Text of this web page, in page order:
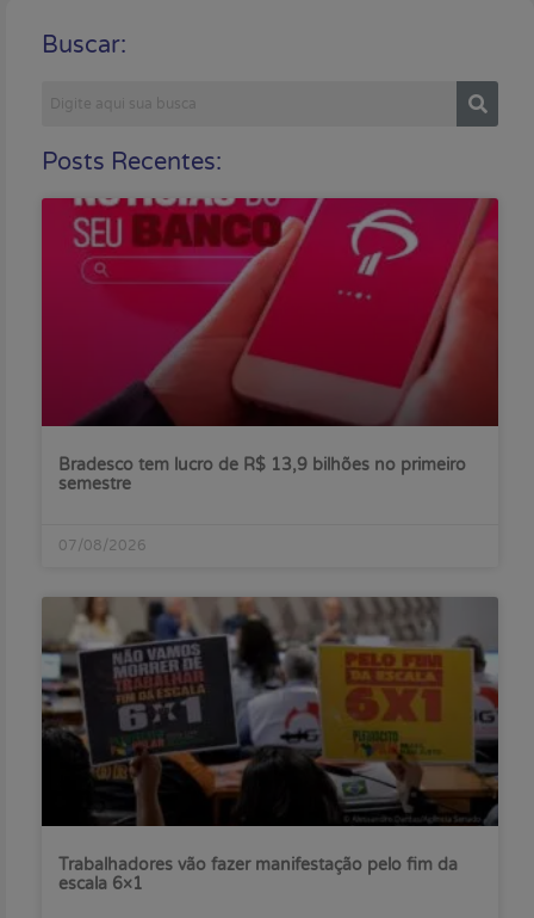
Buscar:
Posts Recentes:
Bradesco tem lucro de R$ 13,9 bilhões no primeiro
semestre
07/08/2026
Trabalhadores vão fazer manifestação pelo fim da
escala 6×1